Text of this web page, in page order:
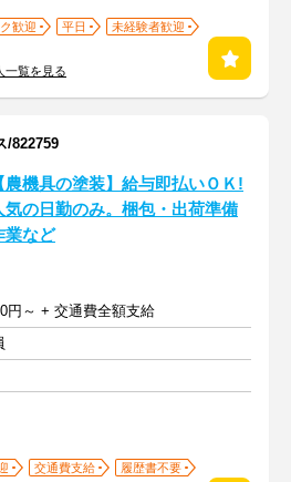
歓迎 平日
未経験者歓迎
一覧を見る
/822759
農機具の塗装】給与即払いＯＫ!
気の日勤のみ。梱包・出荷準備
業など
円～ + 交通費全額支給
交通費支給
履歴書不要